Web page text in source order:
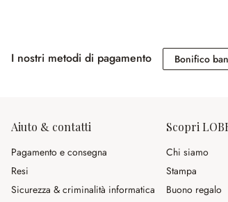
I nostri metodi di pagamento Bonifico
Aiuto & contatti
Pagamento e consegna
Resi
Sicurezza & criminalità informatica
Scopri
Chi siamo
Stampa
Buono regalo